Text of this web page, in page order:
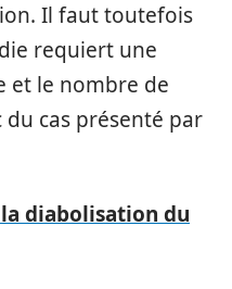
Il faut toutefois
requiert une
et le nombre de
cas présenté par
diabolisation du